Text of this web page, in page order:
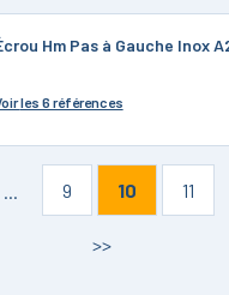
Hm Pas à Gauche Inox
les 6 références
... 9 10 11
>>